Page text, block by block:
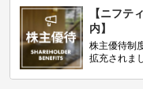
【ニフテ
内】
株主優待制
拡充されま